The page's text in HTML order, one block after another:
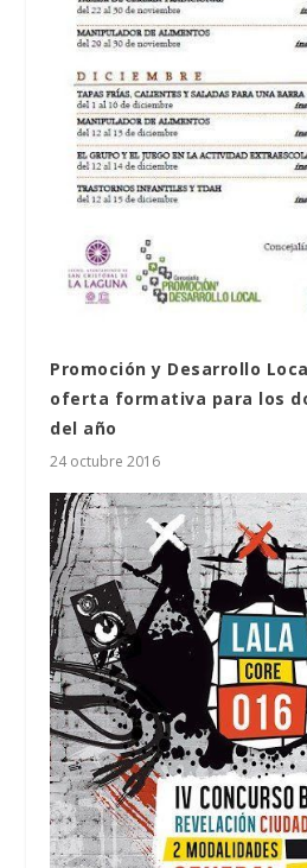
Promoción y Desarrollo
oferta formativa para los
del año
24 octubre 2016